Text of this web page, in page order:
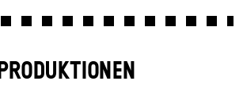
PRODUKTIONEN